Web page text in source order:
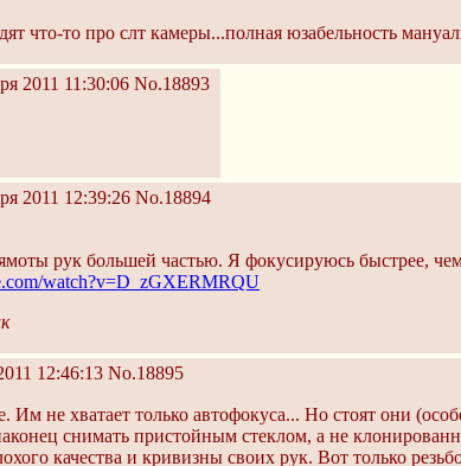
что-то про слт камеры...полная юзабельность
2011 11:30:06 No.18893
2011 12:39:26 No.18894
рук большей частью. Я фокусируюсь быстрее,
watch?v=D_zGXERMRQU
12:46:13 No.18895
Им не хватает только автофокуса... Но стоят они
снимать пристойным стеклом, а не
качества и кривизны своих рук. Вот только